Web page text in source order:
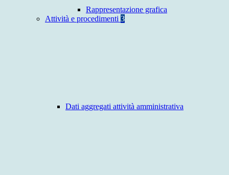
Rappresentazione grafica
Attività e procedimenti 3
Dati aggregati attività amministrativa